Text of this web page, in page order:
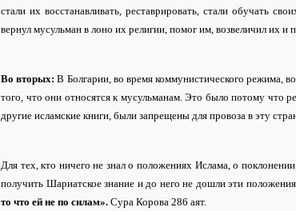
стали их восстанавливать, реставрировать, стали обучать
вернул мусульман в лоно их религии, помог им, возвеличил их и
Во вторых: В Болгарии, во время коммунистического режима,
того, что они относятся к мусульманам. Это было потому что
другие исламские книги, были запрещены для провоза в эту
Для тех, кто ничего не знал о положениях Ислама, о
получить Шариатское знание и до него не дошли эти
то что ей не по силам». Сура Корова 286 аят.